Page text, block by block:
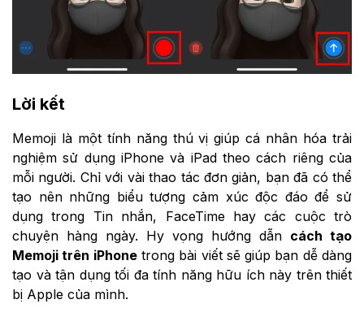
Lời kết
Memoji là một tính năng thú vị giúp cá nhân hóa trải
nghiệm sử dụng iPhone và iPad theo cách riêng của
mỗi người. Chỉ với vài thao tác đơn giản, bạn đã có thể
tạo nên những biểu tượng cảm xúc độc đáo để sử
dụng trong Tin nhắn, FaceTime hay các cuộc trò
chuyện hàng ngày. Hy vọng hướng dẫn cách tạo
Memoji trên iPhonetrong bài viết sẽ giúp bạn dễ dàng
tạo và tận dụng tối đa tính năng hữu ích này trên thiết
bị Apple của mình.